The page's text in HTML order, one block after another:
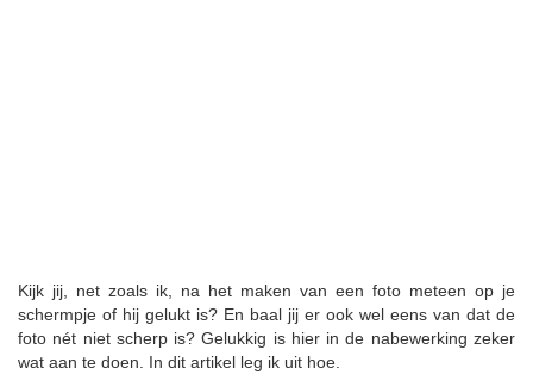
Kijk jij, net zoals ik, na het maken van een foto meteen op je
schermpje of hij gelukt is? En baal jij er ook wel eens van dat de
foto nét niet scherp is? Gelukkig is hier in de nabewerking zeker
wat aan te doen. In dit artikel leg ik uit hoe.